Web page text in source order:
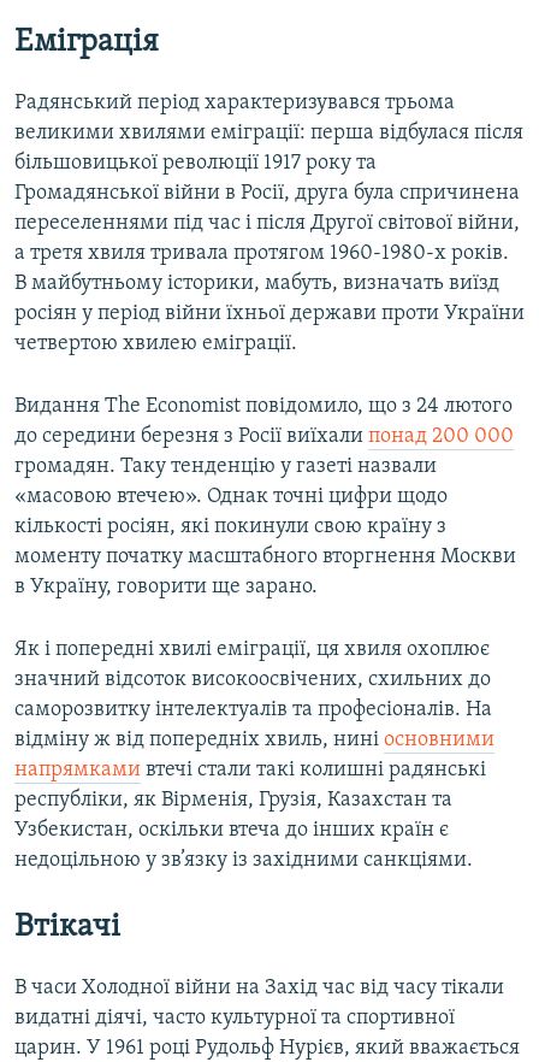
Еміграція
Радянський період характеризувався трьома
великими хвилями еміграції: перша відбулася після
більшовицької революції 1917 року та
Громадянської війни в Росії, друга була спричинена
переселеннями під час і після Другої світової війни,
а третя хвиля тривала протягом 1960-1980-х років.
В майбутньому історики, мабуть, визначать виїзд
росіян у період війни їхньої держави проти України
четвертою хвилею еміграції.
Видання The Economist повідомило, що з 24 лютого
до середини березня з Росії виїхали понад 200 000
громадян. Таку тенденцію у газеті назвали
«масовою втечею». Однак точні цифри щодо
кількості росіян, які покинули свою країну з
моменту початку масштабного вторгнення Москви
в Україну, говорити ще зарано.
Як і попередні хвилі еміграції, ця хвиля охоплює
значний відсоток високоосвічених, схильних до
саморозвитку інтелектуалів та професіоналів. На
відміну ж від попередніх хвиль, нині основними
напрямками втечі стали такі колишні радянські
республіки, як Вірменія, Грузія, Казахстан та
Узбекистан, оскільки втеча до інших країн є
недоцільною у зв’язку із західними санкціями.
Втікачі
В часи Холодної війни на Захід час від часу тікали
видатні діячі, часто культурної та спортивної
царин. У 1961 році Рудольф Нурієв, який вважається